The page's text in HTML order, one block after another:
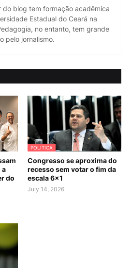
do blog tem formação acadêmica
Estadual do Ceará na
no entanto, tem grande
pelo jornalismo.
a
do
POLITICA
Congresso se aproxima do
recesso sem votar o fim da
escala 6×1
July 14, 2026